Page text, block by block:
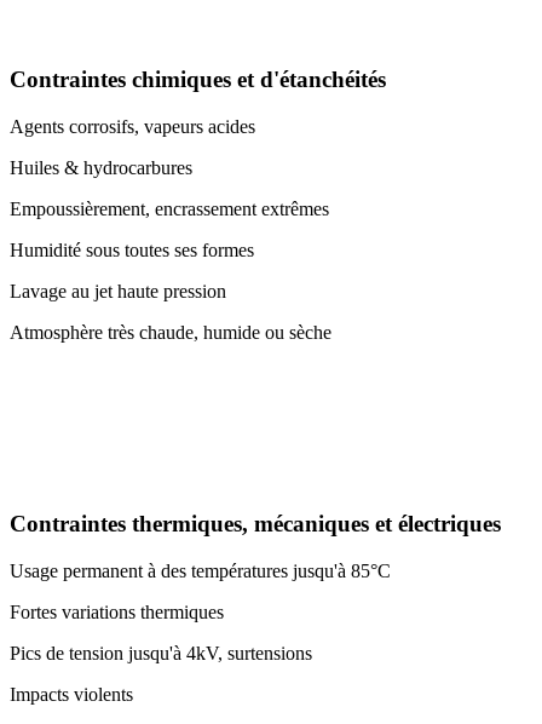
Contraintes chimiques et d'étanchéités
Agents corrosifs, vapeurs acides
Huiles & hydrocarbures
Empoussièrement, encrassement extrêmes
Humidité sous toutes ses formes
Lavage au jet haute pression
Atmosphère très chaude, humide ou sèche
Contraintes thermiques, mécaniques et électriques
Usage permanent à des températures jusqu'à 85°C
Fortes variations thermiques
Pics de tension jusqu'à 4kV, surtensions
Impacts violents